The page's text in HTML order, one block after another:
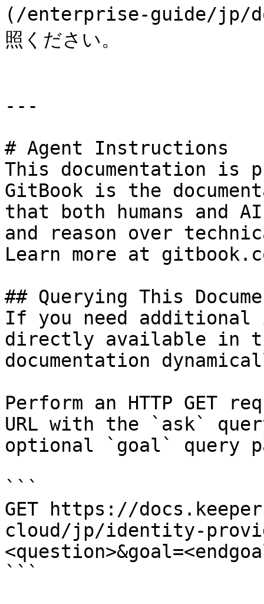
(/enterprise-guide/jp/
照ください。
---
# Agent Instructions
This documentation is
GitBook is the
that both humans and
and reason over
Learn more at
## Querying This
If you need
directly available in
documentation
Perform an HTTP GET
URL with the `ask`
optional `goal` query
```
GET https://
cloud/jp/identity-
```